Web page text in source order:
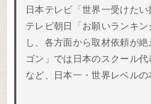
日本テレビ「世界一受けた
テレビ朝日「お願いランキ
し、各方面から取材依頼が
ゴン」では日本のスクール
など、日本一・世界レベルの